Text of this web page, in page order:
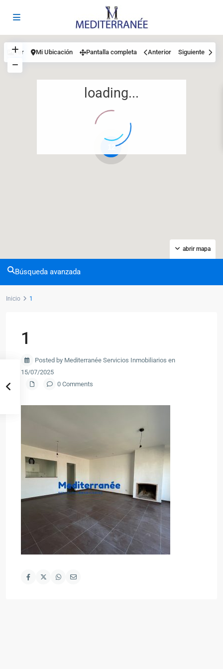
12
loading...
abrir mapa
Ver Mi Ubicación Pantalla completa Anterior Siguiente
Búsqueda avanzada
Inicio 1
1
Posted by Mediterranée Servicios Inmobiliarios en
15/07/2025
0 Comments